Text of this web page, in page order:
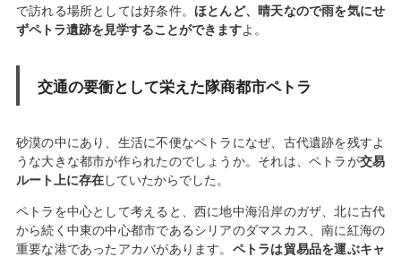
で訪れる場所としては好条件。 ほとんど、晴天なので雨を気にせ
ずペトラ遺跡を見学することができますよ。
交通の要衝として栄えた隊商都市ペトラ
砂漠の中にあり、生活に不便なペトラになぜ、古代遺跡を残すよ
うな大きな都市が作られたのでしょうか。それは、ペトラが交易
ルート上に存在していたからでした。
ペトラを中心として考えると、西に地中海沿岸のガザ、北に古代
から続く中東の中心都市であるシリアのダマスカス、南に紅海の
重要な港であったアカバがあります。 ペトラは貿易品を運ぶキャ